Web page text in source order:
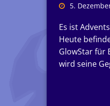
5.
Es ist
Heute
GlowStar für
wird seine